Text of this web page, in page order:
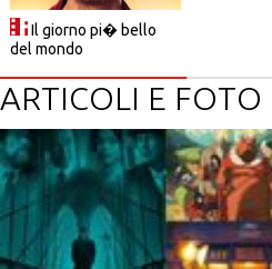
Il giorno pi� bello
del mondo
ARTICOLI E FOTO